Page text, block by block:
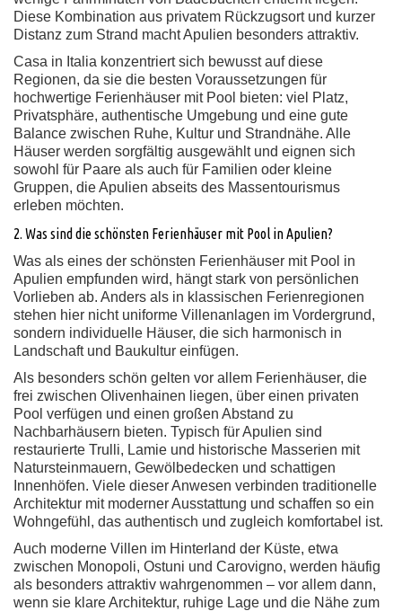
Diese Kombination aus privatem Rückzugsort und kurzer
Distanz zum Strand macht Apulien besonders attraktiv.
Casa in Italia konzentriert sich bewusst auf diese
Regionen, da sie die besten Voraussetzungen für
hochwertige Ferienhäuser mit Pool bieten: viel Platz,
Privatsphäre, authentische Umgebung und eine gute
Balance zwischen Ruhe, Kultur und Strandnähe. Alle
Häuser werden sorgfältig ausgewählt und eignen sich
sowohl für Paare als auch für Familien oder kleine
Gruppen, die Apulien abseits des Massentourismus
erleben möchten.
2. Was sind die schönsten Ferienhäuser mit Pool in Apulien?
Was als eines der schönsten Ferienhäuser mit Pool in
Apulien empfunden wird, hängt stark von persönlichen
Vorlieben ab. Anders als in klassischen Ferienregionen
stehen hier nicht uniforme Villenanlagen im Vordergrund,
sondern individuelle Häuser, die sich harmonisch in
Landschaft und Baukultur einfügen.
Als besonders schön gelten vor allem Ferienhäuser, die
frei zwischen Olivenhainen liegen, über einen privaten
Pool verfügen und einen großen Abstand zu
Nachbarhäusern bieten. Typisch für Apulien sind
restaurierte Trulli, Lamie und historische Masserien mit
Natursteinmauern, Gewölbedecken und schattigen
Innenhöfen. Viele dieser Anwesen verbinden traditionelle
Architektur mit moderner Ausstattung und schaffen so ein
Wohngefühl, das authentisch und zugleich komfortabel ist.
Auch moderne Villen im Hinterland der Küste, etwa
zwischen Monopoli, Ostuni und Carovigno, werden häufig
als besonders attraktiv wahrgenommen – vor allem dann,
wenn sie klare Architektur, ruhige Lage und die Nähe zum